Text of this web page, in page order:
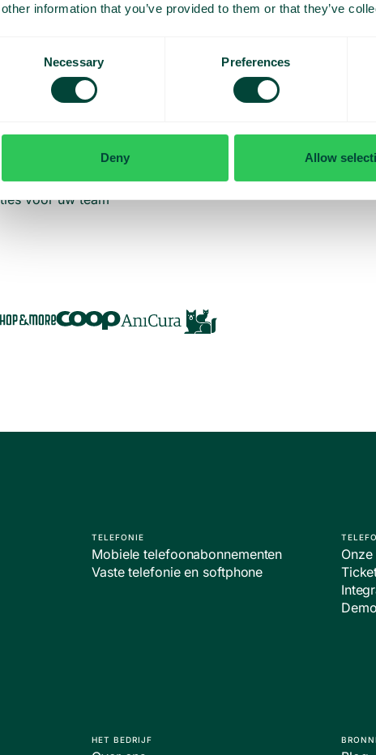
other information that you’ve provided to them or that they’ve
Necessary Preferences
Deny Allow
een demo en
op maat
bedrijf
voor uw team
TELEFONIE
Mobiele telefoonabonnementen
Vaste telefonie en softphone
HET BEDRIJF
Demo